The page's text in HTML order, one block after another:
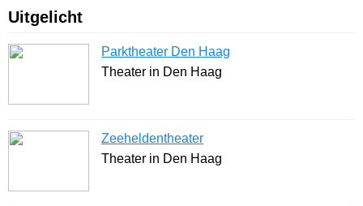
Uitgelicht
Parktheater Den Haag
Theater in Den Haag
Zeeheldentheater
Theater in Den Haag